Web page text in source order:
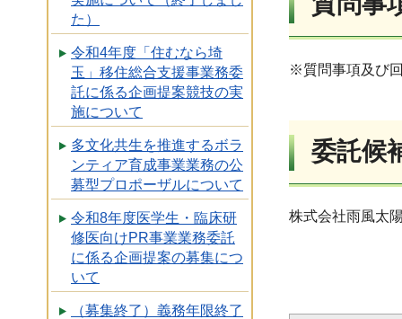
た）
令和4年度「住むなら埼
玉」移住総合支援事業務委
託に係る企画提案競技の実
施について
多文化共生を推進するボラ
ンティア育成事業業務の公
募型プロポーザルについて
令和8年度医学生・臨床研
修医向けPR事業業務委託
に係る企画提案の募集につ
いて
（募集終了）義務年限終了
※質問事項及び
委託候
株式会社雨風太